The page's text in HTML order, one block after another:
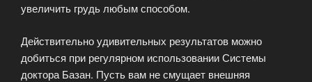
увеличить грудь любым способом.
Действительно удивительных результатов можно
добиться при регулярном использовании Системы
доктора Базан. Пусть вам не смущает внешняя